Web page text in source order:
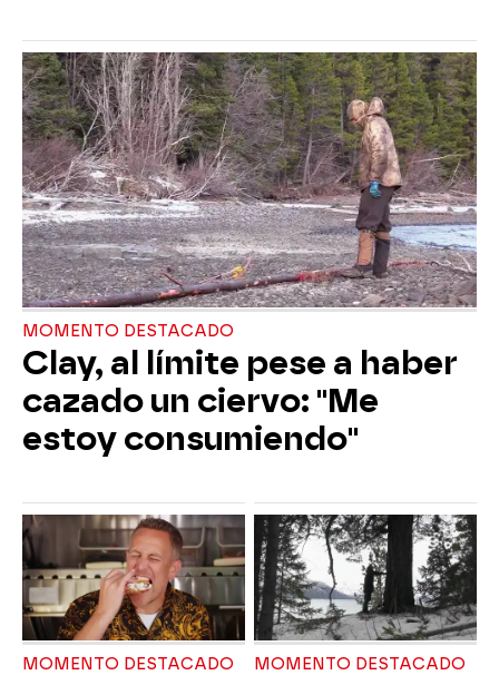
MOMENTO DESTACADO
Clay, al límite pese a haber
cazado un ciervo: "Me
estoy consumiendo"
MOMENTO DESTACADO MOMENTO DESTACADO